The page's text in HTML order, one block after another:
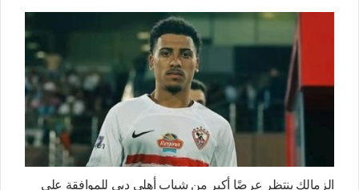
الزمالك ينتظر عرضًا أكبر من شباب أهلي دبي للموافقة على